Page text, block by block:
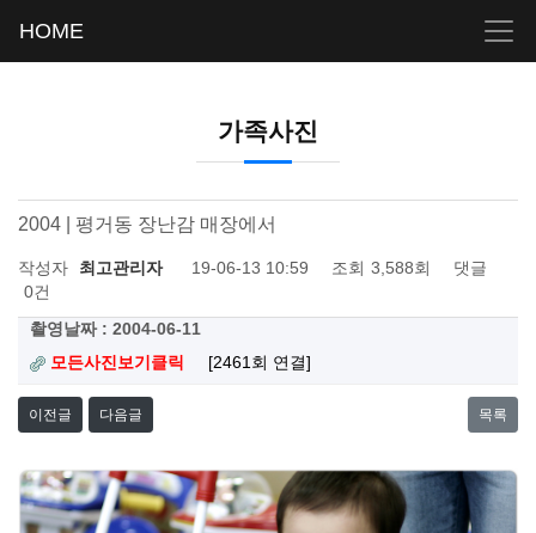
HOME
가족사진
2004 | 평거동 장난감 매장에서
작성자 최고관리자 19-06-13 10:59 조회 3,588회
댓글
0건
촬영날짜 : 2004-06-11
모든사진보기클릭
[2461회 연결]
이전글 다음글 목록